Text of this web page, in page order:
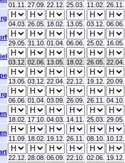
01.11.
27.09. 22.12. 25.03. 11.02. 26.11.
04.03. 26.05. 18.02. 13.05. 03.12. 06.06.
29.05. 31.10. 01.04. 06.06. 25.02. 16.05.
03.12. 02.06. 13.05. 18.02. 26.05. 22.04.
13.05. 03.12. 22.04. 22.12. 19.12. 20.09.
06.06. 01.04. 03.09. 26.09. 26.11. 04.10.
18.02. 17.10. 04.03. 14.11. 25.03. 29.05.
11.09. 18.02. 19.12. 26.11. 08.10. 10.12.
22.12. 28.08. 06.09. 22.10. 02.06. 19.12.